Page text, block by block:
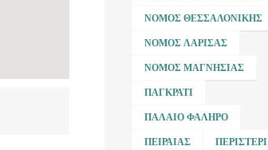
ΝΟΜΌΣ ΘΕΣΣΑΛΟΝΊΚΗΣ
ΝΟΜΌΣ ΛΆΡΙΣΑΣ
ΝΟΜΌΣ ΜΑΓΝΗΣΊΑΣ
ΠΑΓΚΡΆΤΙ
ΠΑΛΑΙΌ ΦΆΛΗΡΟ
ΠΕΙΡΑΙΆΣ ΠΕΡΙΣΤΈΡΙ